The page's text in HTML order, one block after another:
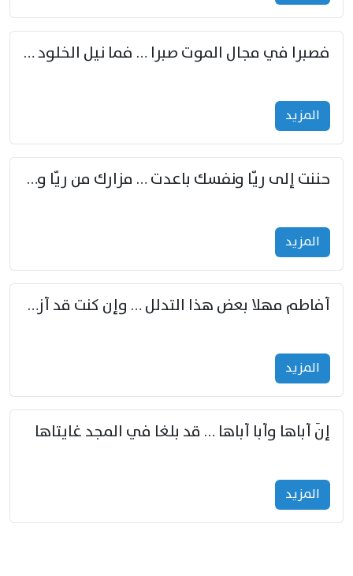
فصبرا في مجال الموت صبرا … فما نيل الخلود بمستطاع
المزید
حننت إلى ريّا ونفسك باعدت … مزارك من ريّا وشعباكما معا
المزید
أفاطم مهلا بعض هذا التدلل … وإن كنت قد أزمعت صرمي فأجملي
المزید
إنّ أباها وأبا أباها … قد بلغا في المجد غايتاها
المزید